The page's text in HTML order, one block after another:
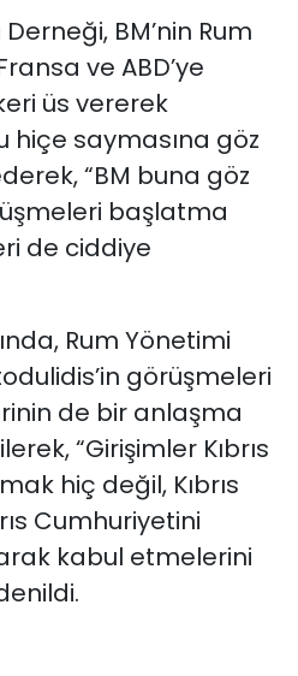
BM’nin Rum
ve ABD’ye
üs vererek
hiçe saymasına göz
“BM buna göz
başlatma
de ciddiye
Rum Yönetimi
görüşmeleri
de bir anlaşma
“Girişimler Kıbrıs
hiç değil, Kıbrıs
Cumhuriyetini
kabul etmelerini